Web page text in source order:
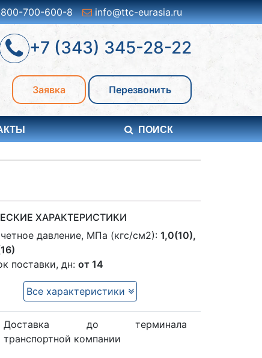
700-600-8 info@ttc-eurasia.ru
+7 (343) 345-28-22
Заявка Перезвонить
ПОИСК
ХАРАКТЕРИСТИКИ
давление, МПа (кгс/см2):1,0(10),
поставки, дн:от 14
Все характеристики
Доставка до терминала
транспортной компании